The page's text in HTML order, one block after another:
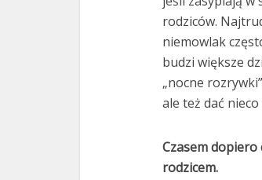
rodziców.
niemowlak
budzi większe
„nocne
ale też dać
Czasem dopiero
rodzicem.